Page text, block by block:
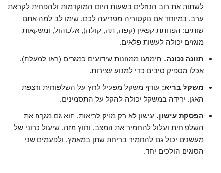
לשתות את רוב הנוזלים בשעות היום המוקדמות ולהפחית לקראת
ערב, במיוחד אם נוקטוריה מפריעה לכם. שימו לב למה אתם
שותים: הפחתת קפאין (קפה, תה, קולה), אלכוהול, ומשקאות
מוגזים יכולה לעשות פלאים.
תזונה נכונה: הימנעו ממזונות שידועים כמגרים (ראו למעלה).
אכלו מספיק סיבים כדי למנוע עצירות.
משקל בריא: עודף משקל מפעיל לחץ על השלפוחית ורצפת
האגן. ירידה במשקל יכולה להקל על התסמינים.
הפסקת עישון: עישון לא רק מזיק לריאות, הוא גם מגרֶה את
השלפוחית ועלול להחמיר את המצב. וחוץ מזה, שיעול כרוני של
מעשנים יכול גם להחמיר בריחת שתן במאמץ, ולפעמים שני
הסוגים הולכים יחד.